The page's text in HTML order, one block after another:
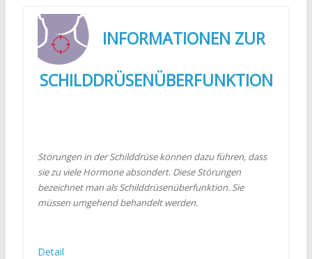
INFORMATIONEN ZUR
SCHILDDRÜSENÜBERFUNKTION
Störungen in der Schilddrüse können dazu führen, dass
sie zu viele Hormone absondert. Diese Störungen
bezeichnet man als Schilddrüsenüberfunktion. Sie
müssen umgehend behandelt werden.
Detail